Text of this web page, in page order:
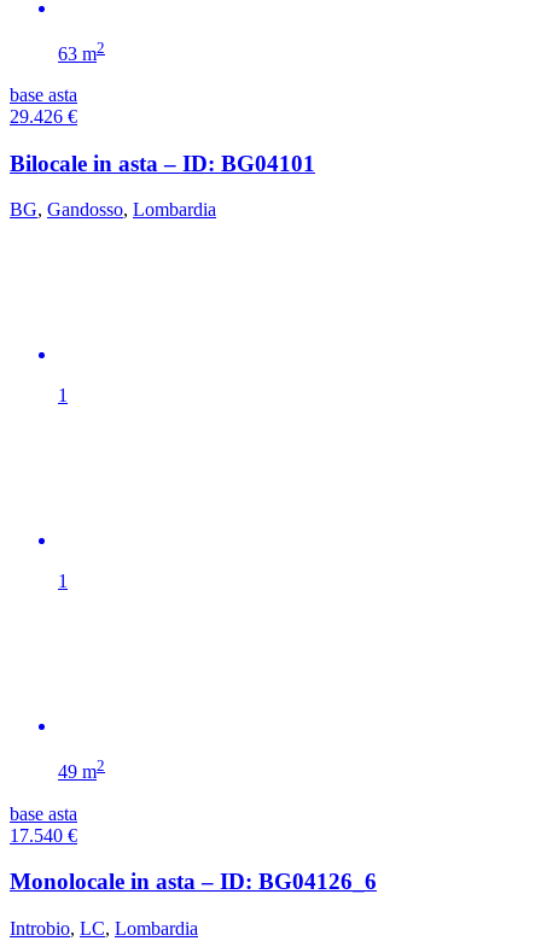
63 m2
base asta
29.426 €
Bilocale in asta – ID: BG04101
BG, Gandosso, Lombardia
1
1
49 m2
base asta
17.540 €
Monolocale in asta – ID: BG04126_6
Introbio, LC, Lombardia